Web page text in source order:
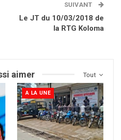
SUIVANT
Le JT du 10/03/2018 de
la RTG Koloma
Tout
aimer
A LA UNE